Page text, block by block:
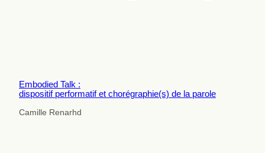
Embodied Talk :
dispositif performatif et chorégraphie(s) de la parole
Camille Renarhd